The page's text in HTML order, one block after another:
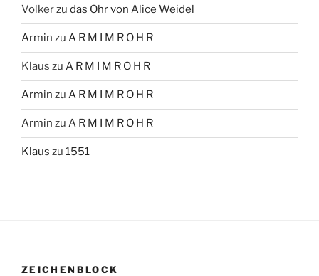
Volkerzu das Ohr von Alice Weidel
Armin zu A R M I M R O H R
Klaus zu A R M I M R O H R
Armin zu A R M I M R O H R
Armin zu A R M I M R O H R
Klaus zu 1551
ZEICHENBLOCK